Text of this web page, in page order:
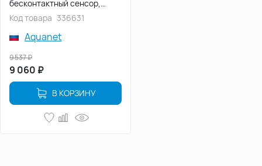
бесконтактный сенсор,
336631
Код товара 336631
Aquanet
9 060 ₽
9 537₽
В КОРЗИНУ